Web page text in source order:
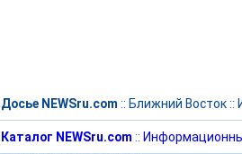
Досье NEWSru.com :: Ближний Восток::
Каталог NEWSru.com ::